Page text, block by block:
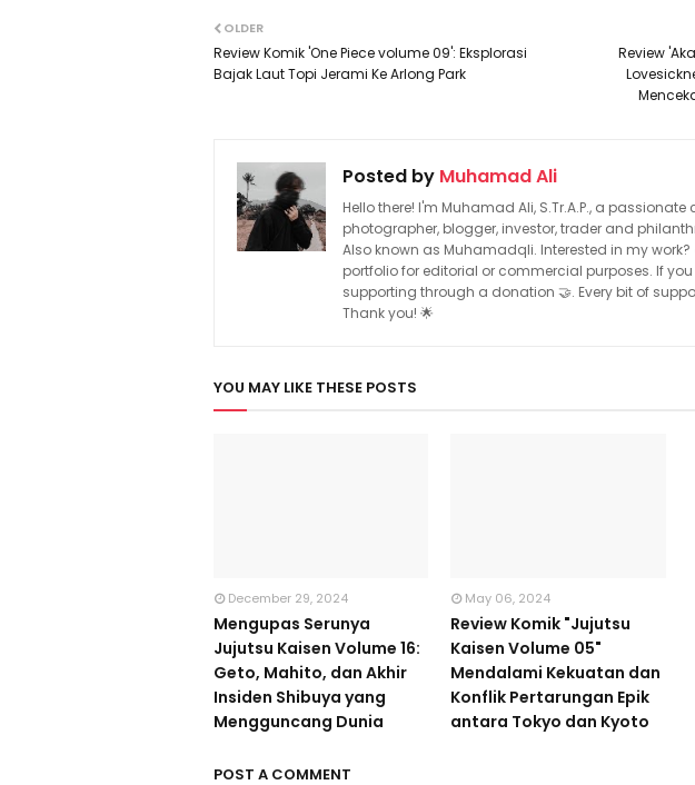
Review
OLDER
Review Komik 'One Piece volume 09': Eksplorasi
Bajak Laut Topi Jerami Ke Arlong Park
Posted by Muhamad Ali
Hello there! I'm Muhamad Ali, S.Tr.A.P., a
photographer, blogger, investor, trader and
Also known as Muhamadqli. Interested in my work?
portfolio for editorial or commercial purposes. If
supporting through a donation 🤝. Every bit of
Thank you! 🌟
YOU MAY LIKE THESE POSTS
December 29, 2024
Mengupas Serunya
Jujutsu Kaisen Volume 16:
Geto, Mahito, dan Akhir
Insiden Shibuya yang
Mengguncang Dunia
May 06, 2024
Review Komik "Jujutsu
Kaisen Volume 05"
Mendalami Kekuatan dan
Konflik Pertarungan Epik
antara Tokyo dan Kyoto
POST A COMMENT